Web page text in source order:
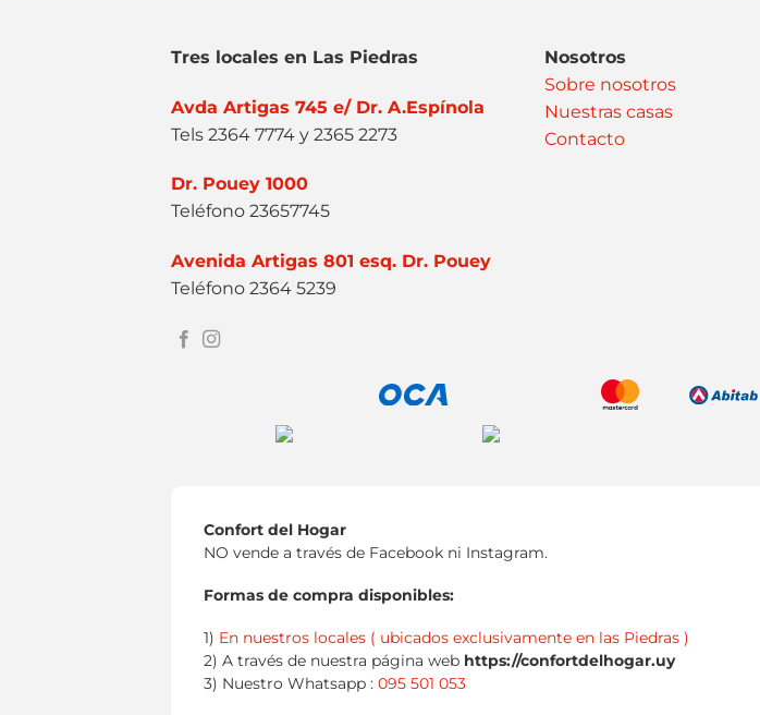
Tres locales en Las Piedras
Avda Artigas 745 e/ Dr. A.Espínola
Tels 2364 7774 y 2365 2273
Dr. Pouey 1000
Teléfono 23657745
Avenida Artigas 801 esq. Dr. Pouey
Teléfono 2364 5239
Nosotros
Sobre nosotros
Nuestras casas
Contacto
Confort del Hogar
NO vende a través de Facebook ni Instagram.
Formas de compra disponibles:
1) En nuestros locales ( ubicados exclusivamente en las Piedras )
2) A través de nuestra página web https://confortdelhogar.uy
3) Nuestro Whatsapp : 095 501 053